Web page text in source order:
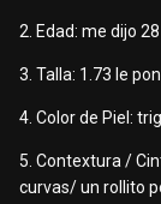
2. Edad: me dijo
3. Talla: 1.73 le
4. Color de Piel:
5. Contextura /
curvas/ un rollito